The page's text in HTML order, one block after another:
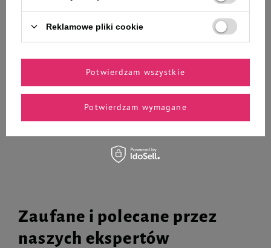
tenisowa Słoń L
13,99 zł / szt.
- +
Do koszyka
gryzak dla psa 13,5 cm
33,99 zł
- +
Do koszyka
Zaufane i polecane przez
naszych ekspertów
Reklamowe pliki cookie
Potwierdzam wymagane
Potwierdzam wszystkie